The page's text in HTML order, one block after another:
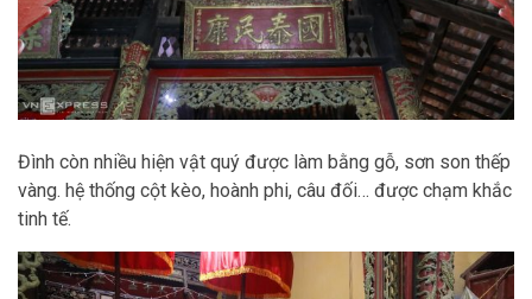
Đình còn nhiều hiện vật quý được làm bằng gỗ, sơn son thếp
vàng. hệ thống cột kèo, hoành phi, câu đối… được chạm khắc
tinh tế.